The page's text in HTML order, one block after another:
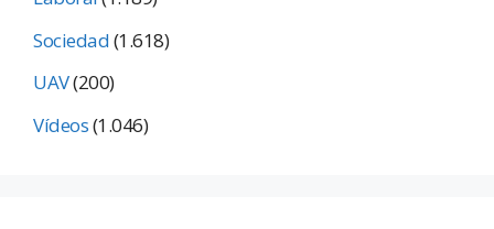
Sociedad(1.618)
UAV(200)
Vídeos(1.046)